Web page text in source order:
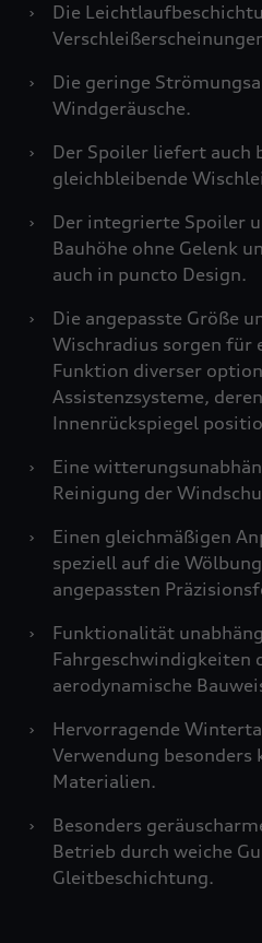
›
Die
›
Die geringe
Windgeräusche.
›
Der Spoiler liefert auch
gleichbleibende
›
Der integrierte Spoiler
Bauhöhe ohne Gelenk
auch in puncto Design.
›
Die angepasste Größe
Wischradius sorgen für
Funktion diverser
Assistenzsysteme,
Innenrückspiegel
›
Eine
Reinigung der
›
Einen gleichmäßigen
speziell auf die
angepassten
›
Funktionalität
Fahrgeschwindigkeiten
aerodynamische
›
Hervorragende
Verwendung
Materialien.
›
Besonders
Betrieb durch weiche
Gleitbeschichtung.